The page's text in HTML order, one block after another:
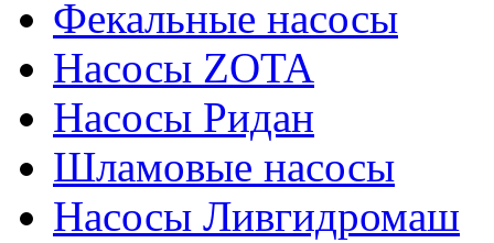
Фекальные насосы
Насосы ZOTA
Насосы Ридан
Шламовые насосы
Насосы Ливгидромаш